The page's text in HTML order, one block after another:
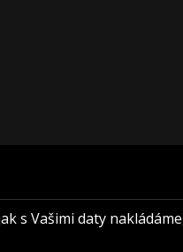
s Vašimi daty